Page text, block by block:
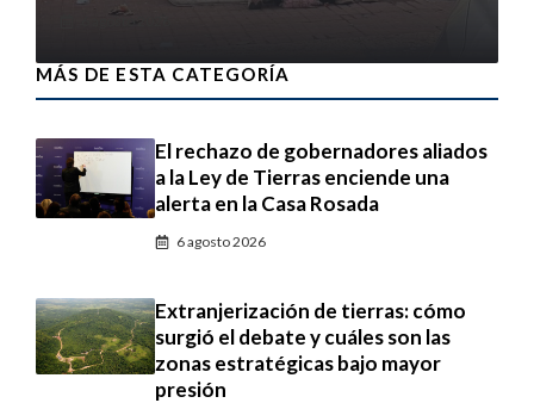
MÁS DE ESTA CATEGORÍA
El rechazo de gobernadores aliados
a la Ley de Tierras enciende una
alerta en la Casa Rosada
6 agosto 2026
Extranjerización de tierras: cómo
surgió el debate y cuáles son las
zonas estratégicas bajo mayor
presión